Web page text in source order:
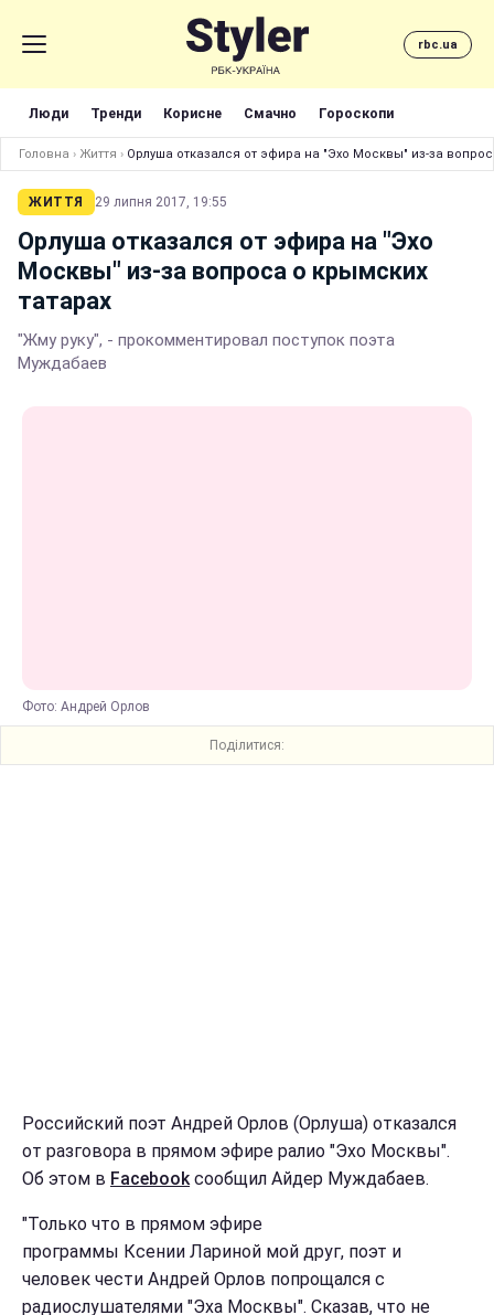
rbc.ua
Люди Тренди Корисне Смачно Гороскопи
Головна › Життя › Орлуша отказался от эфира на "Эхо Москвы" из-за
ЖИТТЯ 29 липня 2017, 19:55
Орлуша отказался от эфира на "Эхо
Москвы" из-за вопроса о крымских
татарах
"Жму руку", - прокомментировал поступок поэта
Муждабаев
Фото: Андрей Орлов
Поділитися:
Российский поэт Андрей Орлов (Орлуша) отказался
от разговора в прямом эфире ралио "Эхо Москвы".
Об этом в Facebookсообщил Айдер Муждабаев.
"Только что в прямом эфире
программы Ксении Лариной мой друг, поэт и
человек чести Андрей Орлов попрощался с
радиослушателями "Эха Москвы". Сказав, что не